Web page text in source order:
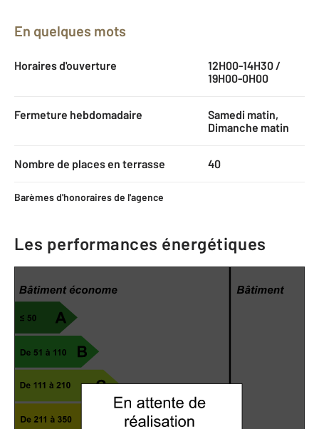
En quelques mots
Horaires d'ouverture
12H00-14H30 /
19H00-0H00
Fermeture hebdomadaire
Samedi matin,
Dimanche matin
Nombre de places en terrasse 40
Barèmes d'honoraires de l'agence
Les performances énergétiques